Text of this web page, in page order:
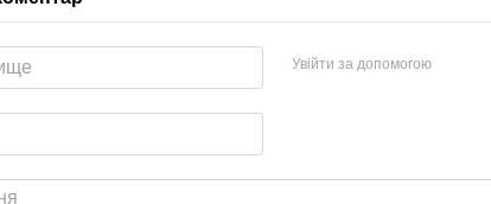
Увійти за допомогою